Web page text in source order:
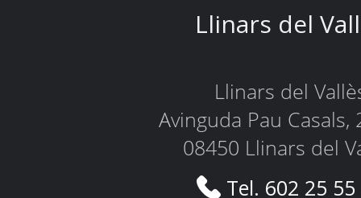
Llinars del
Llinars del
Avinguda Pau Casals,
08450 Llinars del
Tel. 602 25